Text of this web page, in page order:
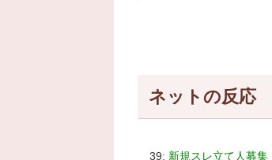
ネットの反応
39: 新規スレ立て人募